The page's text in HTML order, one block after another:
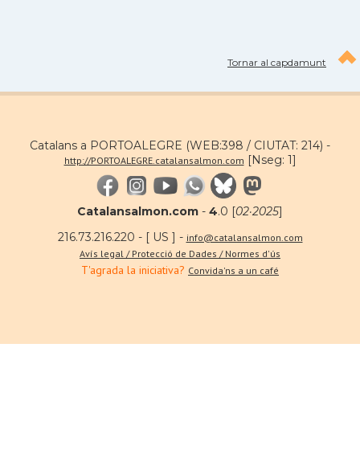
Tornar al capdamunt
Catalans a PORTOALEGRE (WEB:398 / CIUTAT: 214) -
http://PORTOALEGRE.catalansalmon.com [Nseg: 1]
Catalansalmon.com - 4.0 [02·2025]
216.73.216.220 - [ US ] - info@catalansalmon.com
Avís legal / Protecció de Dades / Normes d'ús
T'agrada la iniciativa? Convida'ns a un café